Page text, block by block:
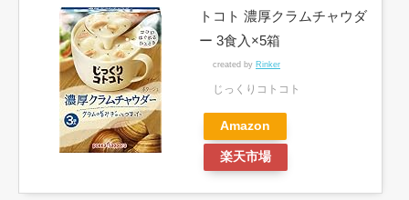
トコト 濃厚クラムチャウダ
ー 3食入×5箱
created by Rinker
じっくりコトコト
Amazon
楽天市場